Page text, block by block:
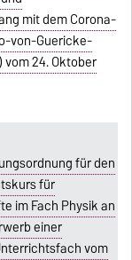
mit dem Corona-
von-Guericke-
vom 24. Oktober
für den
für
im Fach Physik an
einer
vom